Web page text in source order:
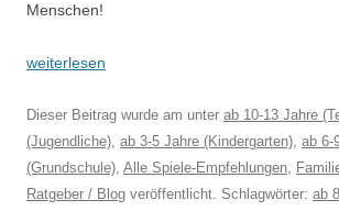
Menschen!
weiterlesen
Dieser Beitrag wurde am unter ab 10-13 Jahre
(Jugendliche), ab 3-5 Jahre (Kindergarten), ab 6-
(Grundschule), Alle Spiele-Empfehlungen,
Ratgeber / Blog veröffentlicht. Schlagwörter: ab